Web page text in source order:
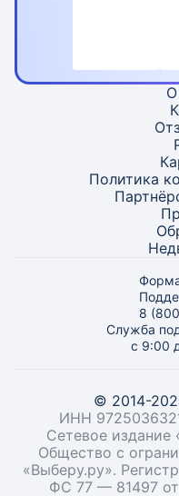
О
Политика
8
Служба
с 9:00
© 2014-
ИНН
Сетевое издание
Общество с
«Выберу.ру».
ФС 77 — 81497 от